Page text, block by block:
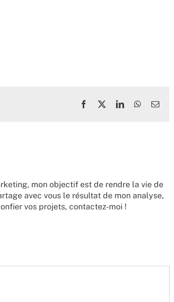
Facebook
X LinkedInWhatsApp
Email
mon objectif est de rendre la vie de
avec vous le résultat de mon analyse,
vos projets, contactez-moi !